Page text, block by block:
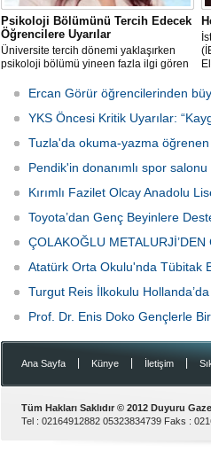
Psikoloji Bölümünü Tercih Edecek
Öğrencilere Uyarılar
Üniversite tercih dönemi yaklaşırken
psikoloji bölümü yineen fazla ilgi gören
Ercan Görür öğrencilerinden
YKS Öncesi Kritik Uyarılar:
Tuzla'da okuma-yazma
Pendik'in donanımlı spor
Kırımlı Fazilet Olcay Anadolu
Toyota’dan Genç Beyinlere
ÇOLAKOĞLU
Atatürk Orta Okulu'nda Tübitak
Turgut Reis İlkokulu Hollanda’da
Prof. Dr. Enis Doko Gençlerle
Ana Sayfa Künye İletişim
Tüm Hakları Saklıdır © 2012 Duyuru
Tel : 02164912882 05323834739 Faks :